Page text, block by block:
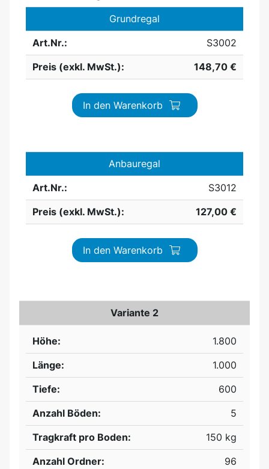
Grundregal
Art.Nr.:
S3002
Preis (exkl. MwSt.):
148,70 €
In den Warenkorb
Anbauregal
Art.Nr.:
S3012
Preis (exkl. MwSt.):
127,00 €
In den Warenkorb
Variante 2
Höhe:
1.800
Länge:
1.000
Tiefe:
600
Anzahl Böden:
5
Tragkraft pro Boden:
150 kg
Anzahl Ordner:
96